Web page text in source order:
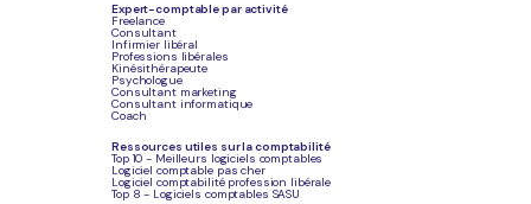
Expert-comptable par activité
Freelance
Consultant
Infirmier libéral
Professions libérales
Kinésithérapeute
Psychologue
Consultant marketing
Consultant informatique
Coach
Ressources utiles sur la comptabilité
Top 10 - Meilleurs logiciels comptables
Logiciel comptable pas cher
Logiciel comptabilité profession libérale
Top 8 - Logiciels comptables SASU